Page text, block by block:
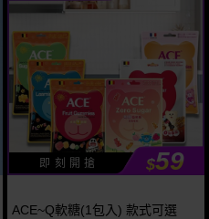
即 刻 開 搶 $59
ACE~Q軟糖(1包入) 款式可選